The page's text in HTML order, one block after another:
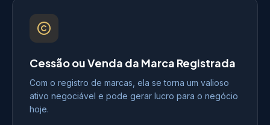
Cessão ou Venda da Marca Registrada
Com o registro de marcas, ela se torna um valioso
ativo negociável e pode gerar lucro para o negócio
hoje.